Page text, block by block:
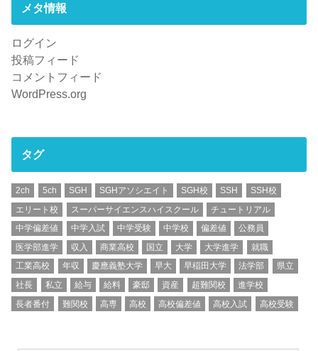
メタ情報
ログイン
投稿フィード
コメントフィード
WordPress.org
タグ
2ch 5ch SGH SGHアソシエイト SGH校 SSH
SSH校
エリート校
スーパーサイエンスハイスクール
チュートリアル
中学偏差値
中学入試 中学受験 中学校 偏差値
公務員
医学部進学
収入 商業高校 国立 大学 大学進学
就職
工業高校
年収 慶應義塾大学 早大 早稲田大学 法学部
県立
社長
私立 給与 給料 豪邸 資産 超難関校
進学校
長者番付
難関校 高専 高校 高校偏差値 高校入試 高校受験